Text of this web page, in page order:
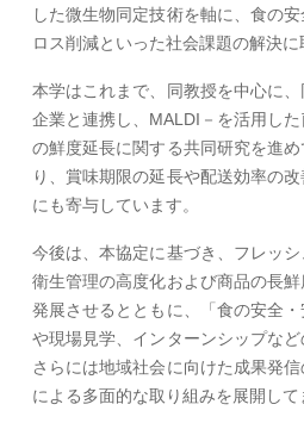
した微生物同定技術を軸に、食の
ロス削減といった社会課題の解決に
本学はこれまで、同教授を中心に
企業と連携し、MALDI－を活用し
の鮮度延長に関する共同研究を進
り、賞味期限の延長や配送効率の
にも寄与しています。
今後は、本協定に基づき、フレッ
衛生管理の高度化および商品の長
発展させるとともに、「食の安全
や現場見学、インターンシップなど
さらには地域社会に向けた成果発
による多面的な取り組みを展開して